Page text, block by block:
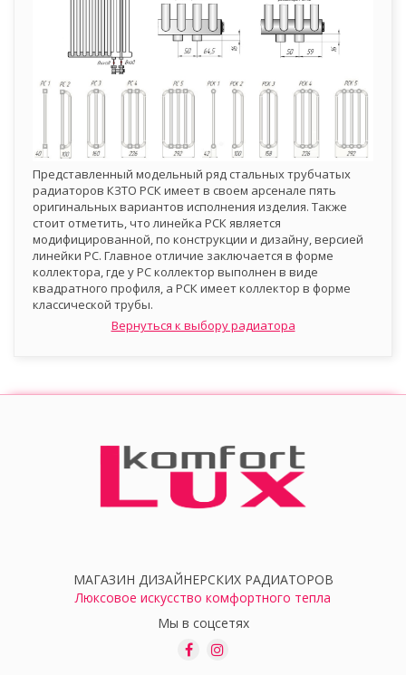
Представленный модельный ряд стальных трубчатых
радиаторов КЗТО РСК имеет в своем арсенале пять
оригинальных вариантов исполнения изделия. Также
стоит отметить, что линейка РСК является
модифицированной, по конструкции и дизайну, версией
линейки РС. Главное отличие заключается в форме
коллектора, где у РС коллектор выполнен в виде
квадратного профиля, а РСК имеет коллектор в форме
классической трубы.
Вернуться к выбору радиатора
МАГАЗИН ДИЗАЙНЕРСКИХ РАДИАТОРОВ
Люксовое искусство комфортного тепла
Мы в соцсетях